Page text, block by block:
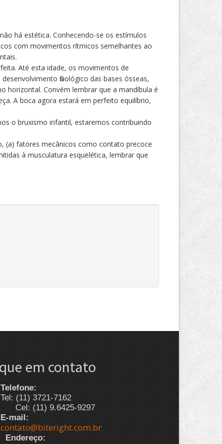
há estética. Conhecendo-se os estímulos
com movimentos rítmicos semelhantes ao
Até esta idade, os movimentos de
fisiológico das bases ósseas,
horizontal. Convém lembrar que a mandíbula é
A boca agora estará em perfeito equilíbrio,
o bruxismo infantil, estaremos contribuindo
(a) fatores mecânicos como contato precoce
à musculatura esquelética, lembrar que
em contato
Telefone:
Tel: (11) 3721-7162
Cel: (11) 9.6425-9297
E-mail:
contato@biteright.com.br
Endereço: